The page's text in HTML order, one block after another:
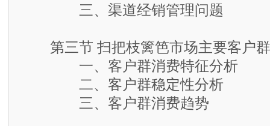
三、渠道经销管理问题
第三节 扫把枝篱笆市场主要客户
一、客户群消费特征分析
二、客户群稳定性分析
三、客户群消费趋势